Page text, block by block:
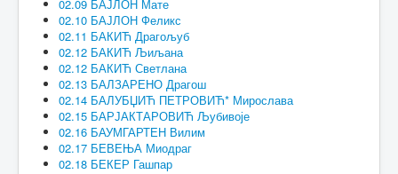
02.09 БАЈЛОН Мате
02.10 БАЈЛОН Феликс
02.11 БАКИЋ Драгољуб
02.12 БАКИЋ Љиљана
02.12 БАКИЋ Светлана
02.13 БАЛЗАРЕНО Драгош
02.14 БАЛУБЏИЋ ПЕТРОВИЋ* Мирослава
02.15 БАРЈАКТАРОВИЋ Љубивоје
02.16 БАУМГАРТЕН Вилим
02.17 БЕВЕЊА Миодраг
02.18 БЕКЕР Гашпар